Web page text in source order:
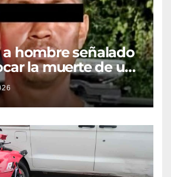
hombre señalado
la muerte de un